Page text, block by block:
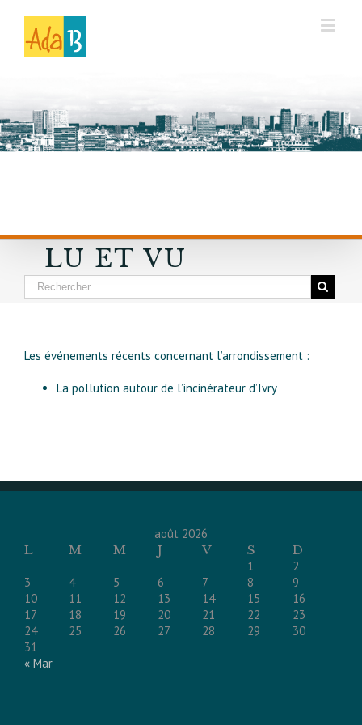
LU ET VU
Les événements récents concernant l’arrondissement :
La pollution autour de l’incinérateur d’Ivry
août 2026
L
M M J V S
D
1
2
3
4 5 6 7 8
9
10
11 12 13 14 15
16
17
18 19 20 21 22
23
24
25 26 27 28 29
30
31
« Mar